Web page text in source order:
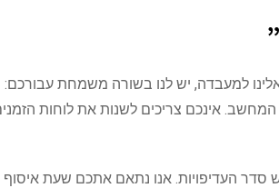
למעבדה, יש לנו בשורה משמחת
אינכם צריכים לשנות את לוחות
העדיפויות. אנו נתאם אתכם שעת